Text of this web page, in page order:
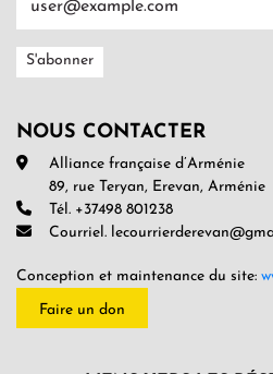
NOUS CONTACTER
Alliance française d’Arménie
89, rue Teryan, Erevan, Arménie
Tél. +37498 801238
Courriel.
Conception et maintenance du site:
Faire un don